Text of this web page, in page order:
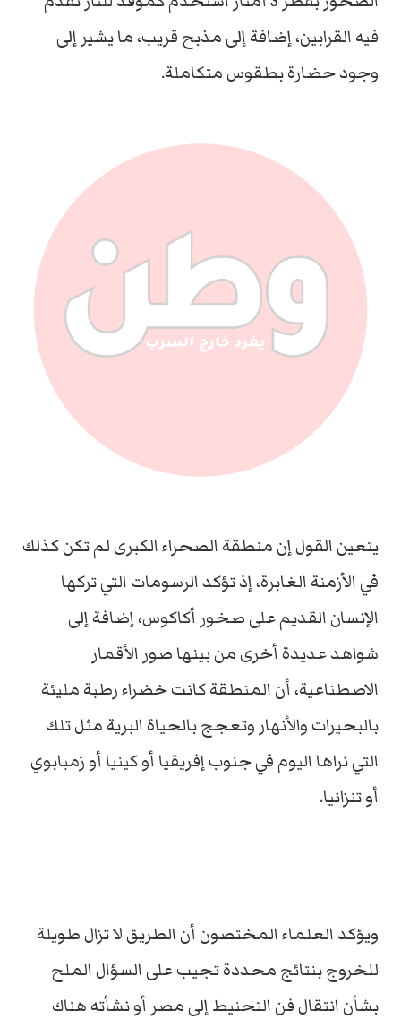
فيه القرابين، إضافة إلى مذبح قريب، ما يشير إلى
وجود حضارة بطقوس متكاملة.
يتعين القول إن منطقة الصحراء الكبرى لم تكن كذلك
في الأزمنة الغابرة، إذ تؤكد الرسومات التي تركها
الإنسان القديم على صخور أكاكوس، إضافة إلى
شواهد عديدة أخرى من بينها صور الأقمار
الاصطناعية، أن المنطقة كانت خضراء رطبة مليئة
بالبحيرات والأنهار وتعجج بالحياة البرية مثل تلك
التي نراها اليوم في جنوب إفريقيا أو كينيا أو زمبابوي
أو تنزانيا.
ويؤكد العلماء المختصون أن الطريق لا تزال طويلة
للخروج بنتائج محددة تجيب على السؤال الملح
بشأن انتقال فن التحنيط إلى مصر أو نشأته هناك